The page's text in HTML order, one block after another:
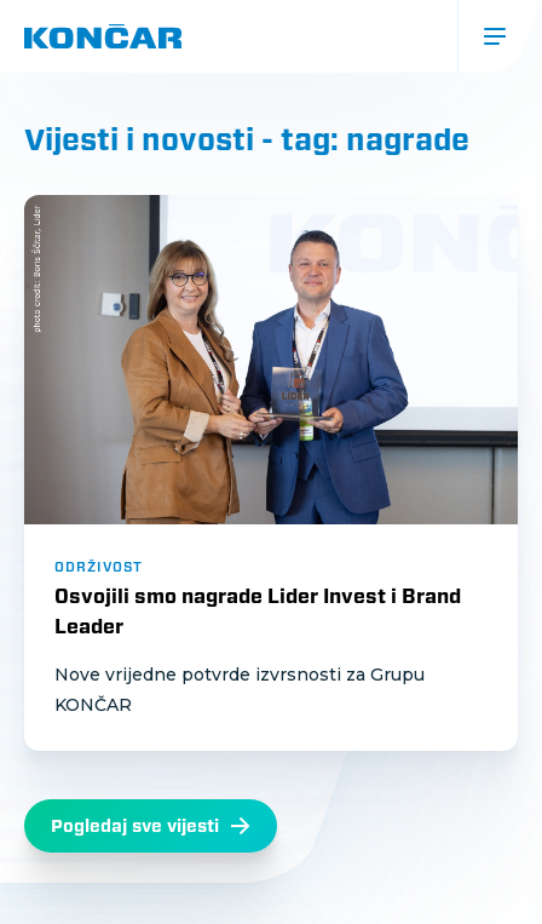
navigacija
Vijesti i novosti - tag: nagrade
ODRŽIVOST
Osvojili smo nagrade Lider Invest i Brand
Leader
Nove vrijedne potvrde izvrsnosti za Grupu
KONČAR
Pogledaj sve vijesti